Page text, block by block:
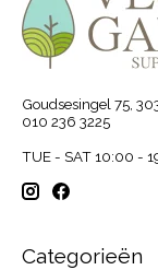
Goudsesingel 75,
010 236 3225
TUE - SAT 10:00 -
Categorieën